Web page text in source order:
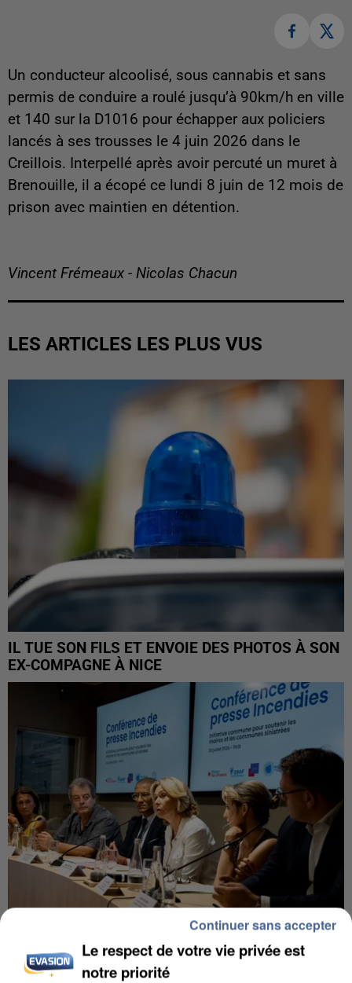
Un conducteur alcoolisé, sous cannabis et sans
permis de conduire a roulé jusqu’à 90km/h en ville
et 140 sur la D1016 pour échapper aux policiers
lancés à ses trousses le 4 juin 2026 dans le
Creillois. Interpellé après avoir percuté un muret à
Brenouille, il a écopé ce lundi 8 juin de 12 mois de
prison avec maintien en détention.
Vincent Frémeaux - Nicolas Chacun
LES ARTICLES LES PLUS VUS
IL TUE SON FILS ET ENVOIE DES PHOTOS À SON
EX-COMPAGNE À NICE
INCENDIES : L’ÎLE-DE-FRANCE LANCE UN ÉLAN
DE SOLIDARITÉ AVEC LES...
Le respect de votre vie privée est
notre priorité
Continuer sans accepter